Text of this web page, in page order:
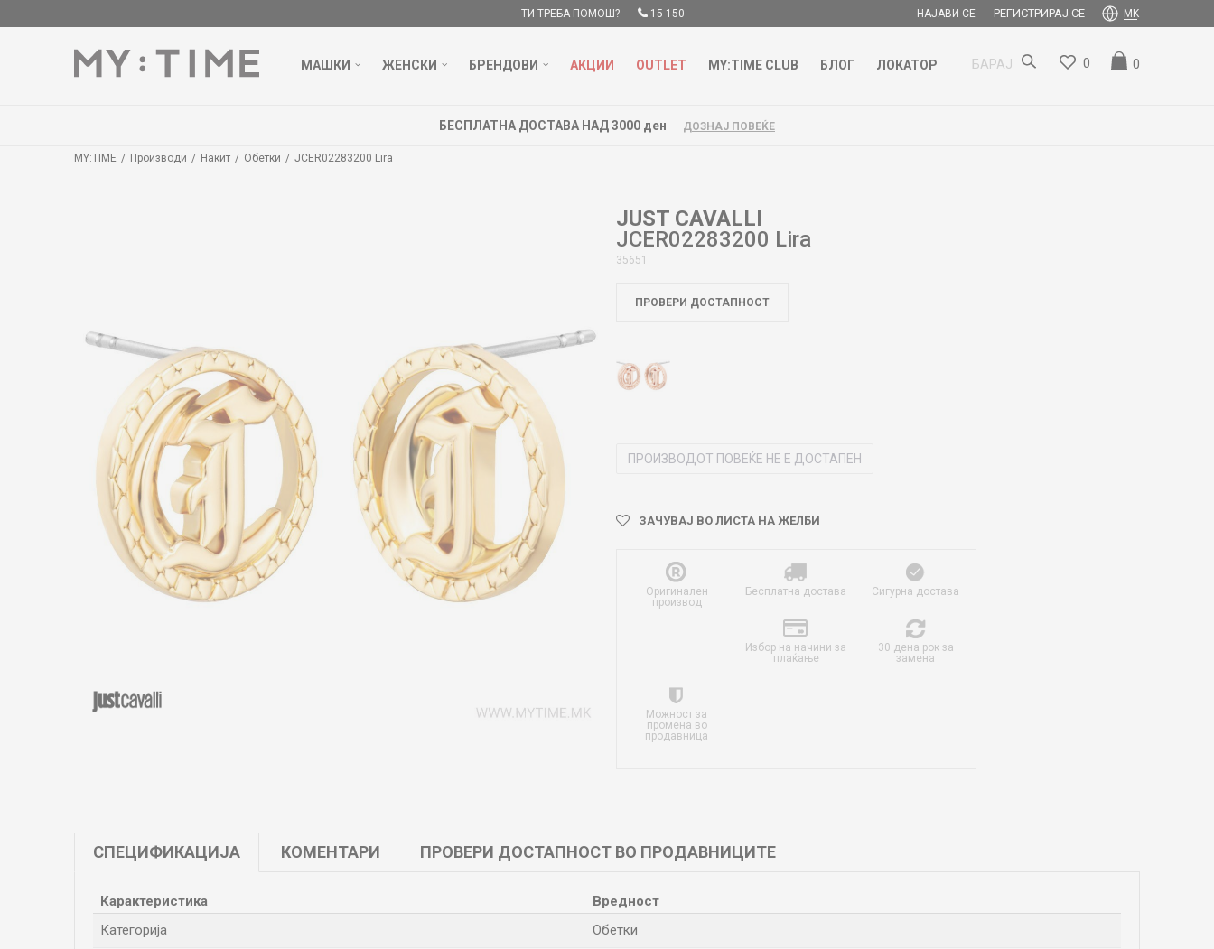
ТИ ТРЕБА ПОМОШ? 15 150 НАЈАВИ СЕ РЕГИСТРИРАЈ СЕ MK
МАШКИ ЖЕНСКИ БРЕНДОВИ АКЦИИ OUTLET MY:TIME CLUB БЛОГ ЛОКАТОР БАРАЈ 0
0
БЕСПЛАТНА ДОСТАВА НАД 3000 ден ДОЗНАЈ ПОВЕЌЕ
MY:TIME Производи Накит Обетки JCER02283200 Lira
JUST CAVALLI
JCER02283200 Lira
35651
ПРОВЕРИ ДОСТАПНОСТ
ПРОИЗВОДОТ ПОВЕЌЕ НЕ Е ДОСТАПЕН
ЗАЧУВАЈ ВО ЛИСТА НА ЖЕЛБИ
Оригинален
производ
Бесплатна достава Сигурна достава
Избор на начини за
плаќање
30 дена рок за
замена
Можност за
промена во
продавница
СПЕЦИФИКАЦИЈА КОМЕНТАРИ ПРОВЕРИ ДОСТАПНОСТ ВО ПРОДАВНИЦИТЕ
Карактеристика
Вредност
Категорија
Обетки